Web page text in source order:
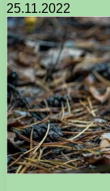
25.11.2022